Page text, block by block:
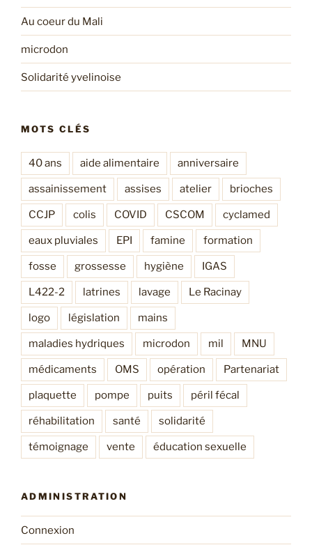
Au coeur du Mali
microdon
Solidarité yvelinoise
MOTS CLÉS
40 ans aide alimentaire anniversaire
assainissement assises atelier brioches
CCJP colis COVID CSCOM cyclamed
eaux pluviales EPI famine formation
fosse grossesse hygiène IGAS
L422-2 latrines lavage Le Racinay
logo législation mains
maladies hydriques microdon mil MNU
médicaments OMS opération Partenariat
plaquette pompe puits péril fécal
réhabilitation santé solidarité
témoignage vente éducation sexuelle
ADMINISTRATION
Connexion